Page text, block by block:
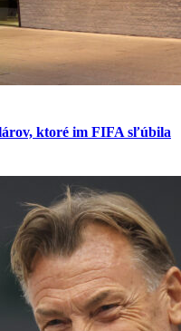
ktoré im FIFA sľúbila